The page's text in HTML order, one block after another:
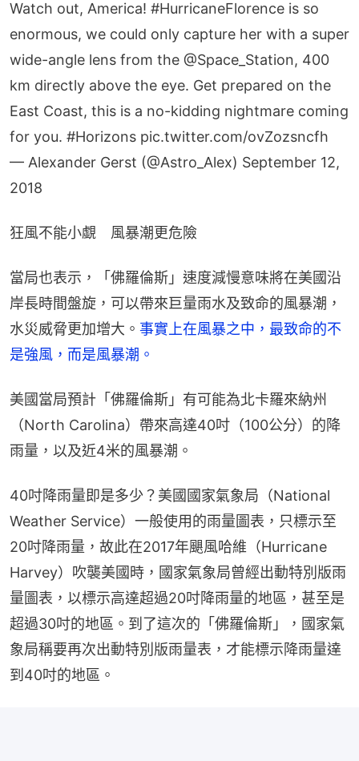
Watch out, America! #HurricaneFlorence is so
enormous, we could only capture her with a super
wide-angle lens from the @Space_Station, 400
km directly above the eye. Get prepared on the
East Coast, this is a no-kidding nightmare coming
for you. #Horizons pic.twitter.com/ovZozsncfh
— Alexander Gerst (@Astro_Alex) September 12,
2018
狂風不能小覷　風暴潮更危險
當局也表示，「佛羅倫斯」速度減慢意味將在美國沿
岸長時間盤旋，可以帶來巨量雨水及致命的風暴潮，
水災威脅更加增大。 事實上在風暴之中，最致命的不
是強風，而是風暴潮。
美國當局預計「佛羅倫斯」有可能為北卡羅來納州
（North Carolina）帶來高達40吋（100公分）的降
雨量，以及近4米的風暴潮。
40吋降雨量即是多少？美國國家氣象局（National
Weather Service）一般使用的雨量圖表，只標示至
20吋降雨量，故此在2017年颶風哈維（Hurricane
Harvey）吹襲美國時，國家氣象局曾經出動特別版雨
量圖表，以標示高達超過20吋降雨量的地區，甚至是
超過30吋的地區。到了這次的「佛羅倫斯」，國家氣
象局稱要再次出動特別版雨量表，才能標示降雨量達
到40吋的地區。